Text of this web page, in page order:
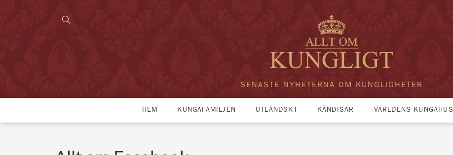
SENASTE NYHETERNA OM KUNGLIGHETER
HEM KUNGAFAMILJEN UTLÄNDSKT KÄNDISAR VÄRLDENS KUNGAHUS